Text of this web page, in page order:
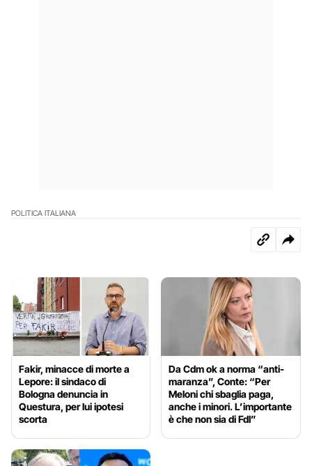
POLITICA ITALIANA
Fakir, minacce di morte a
Lepore: il sindaco di
Bologna denuncia in
Questura, per lui ipotesi
scorta
Da Cdm ok a norma “anti-
maranza”, Conte: “Per
Meloni chi sbaglia paga,
anche i minori. L’importante
è che non sia di FdI”